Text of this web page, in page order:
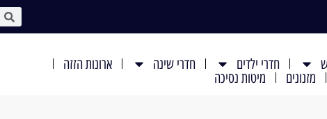
חדרי ילדים חדרי שינה
ארונות הזזה
מזנונים מיטות נסיכה